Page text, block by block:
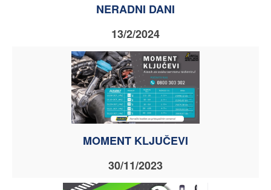
NERADNI DANI
13/2/2024
MOMENT KLJUČEVI
30/11/2023